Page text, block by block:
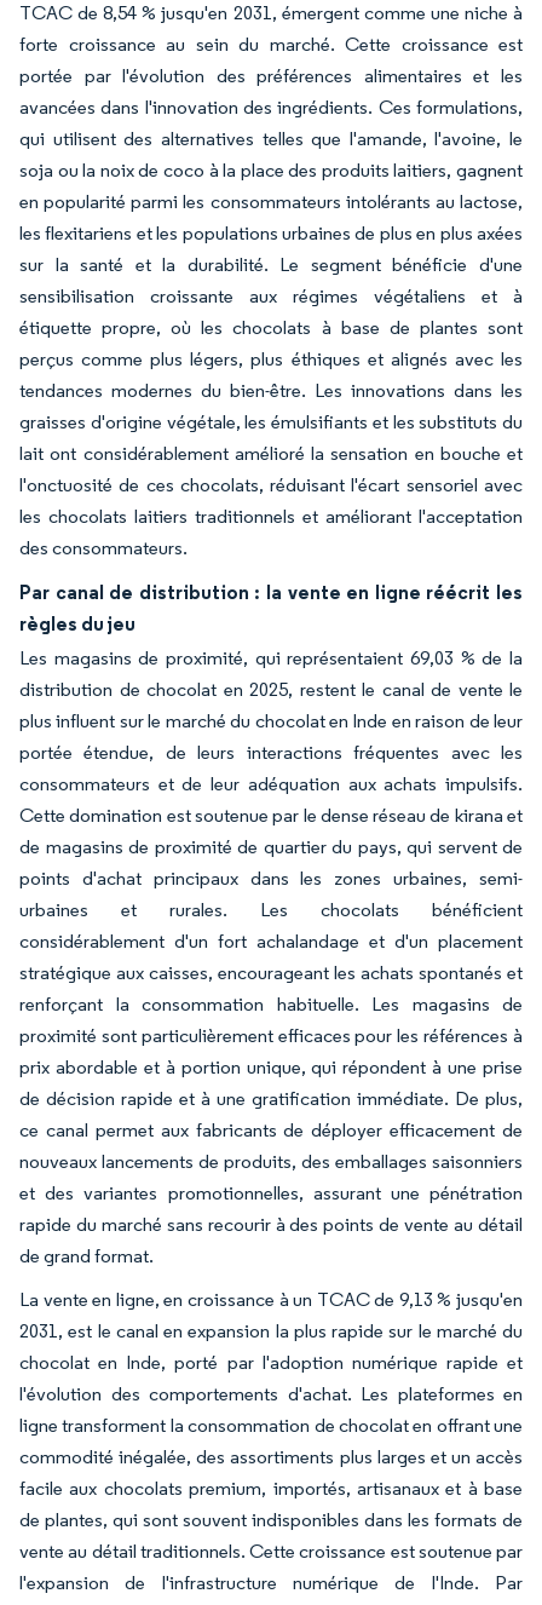
TCAC de 8,54 % jusqu'en 2031, émergent comme une niche à
forte croissance au sein du marché. Cette croissance est
portée par l'évolution des préférences alimentaires et les
avancées dans l'innovation des ingrédients. Ces formulations,
qui utilisent des alternatives telles que l'amande, l'avoine, le
soja ou la noix de coco à la place des produits laitiers, gagnent
en popularité parmi les consommateurs intolérants au lactose,
les flexitariens et les populations urbaines de plus en plus axées
sur la santé et la durabilité. Le segment bénéficie d'une
sensibilisation croissante aux régimes végétaliens et à
étiquette propre, où les chocolats à base de plantes sont
perçus comme plus légers, plus éthiques et alignés avec les
tendances modernes du bien-être. Les innovations dans les
graisses d'origine végétale, les émulsifiants et les substituts du
lait ont considérablement amélioré la sensation en bouche et
l'onctuosité de ces chocolats, réduisant l'écart sensoriel avec
les chocolats laitiers traditionnels et améliorant l'acceptation
des consommateurs.
Par canal de distribution : la vente en ligne réécrit les
règles du jeu
Les magasins de proximité, qui représentaient 69,03 % de la
distribution de chocolat en 2025, restent le canal de vente le
plus influent sur le marché du chocolat en Inde en raison de leur
portée étendue, de leurs interactions fréquentes avec les
consommateurs et de leur adéquation aux achats impulsifs.
Cette domination est soutenue par le dense réseau de kirana et
de magasins de proximité de quartier du pays, qui servent de
points d'achat principaux dans les zones urbaines, semi-
urbaines et rurales. Les chocolats bénéficient
considérablement d'un fort achalandage et d'un placement
stratégique aux caisses, encourageant les achats spontanés et
renforçant la consommation habituelle. Les magasins de
proximité sont particulièrement efficaces pour les références à
prix abordable et à portion unique, qui répondent à une prise
de décision rapide et à une gratification immédiate. De plus,
ce canal permet aux fabricants de déployer efficacement de
nouveaux lancements de produits, des emballages saisonniers
et des variantes promotionnelles, assurant une pénétration
rapide du marché sans recourir à des points de vente au détail
de grand format.
La vente en ligne, en croissance à un TCAC de 9,13 % jusqu'en
2031, est le canal en expansion la plus rapide sur le marché du
chocolat en Inde, porté par l'adoption numérique rapide et
l'évolution des comportements d'achat. Les plateformes en
ligne transforment la consommation de chocolat en offrant une
commodité inégalée, des assortiments plus larges et un accès
facile aux chocolats premium, importés, artisanaux et à base
de plantes, qui sont souvent indisponibles dans les formats de
vente au détail traditionnels. Cette croissance est soutenue par
l'expansion de l'infrastructure numérique de l'Inde. Par